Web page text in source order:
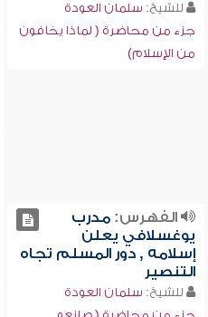
للشيخ: سلمان العودة
جزء من محاضرة ( لماذا يخافون
من الإسلام)
الفهرس:مدرب
يوغسلافي يعلن
إسلامه , دور المسلم تجاه
التنصير
للشيخ: سلمان العودة